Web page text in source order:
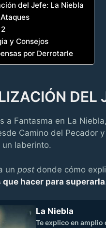
del Jefe: La Niebla
y Consejos
por Derrotarle
DEL
a Fantasma en La
Camino del Pecador
laberinto.
un post donde cómo
hacer para superarla
La Niebla
Te explico en amplio